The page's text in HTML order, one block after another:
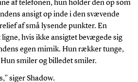
af telefonen, hun holder den op som
ansigt op inde i den svævende
af små lysende punkter. En
hvis ikke ansigtet bevægede sig
egen mimik. Hun rækker tunge,
smiler og billedet smiler.
siger Shadow.